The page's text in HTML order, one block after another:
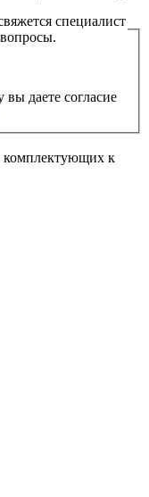
специалист
даете согласие
комплектующих к